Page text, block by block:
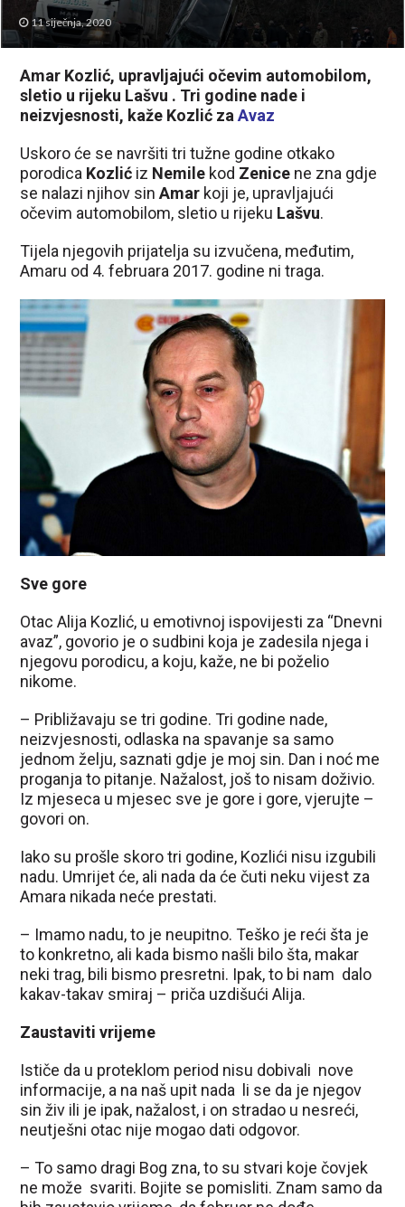
11 siječnja, 2020
Amar Kozlić, upravljajući očevim automobilom,
sletio u rijeku Lašvu . Tri godine nade i
neizvjesnosti, kaže Kozlić zaAvaz
Uskoro će se navršiti tri tužne godine otkako
porodica Kozlić iz Nemile kod Zenice ne zna gdje
se nalazi njihov sinAmar koji je, upravljajući
očevim automobilom, sletio u rijeku Lašvu.
Tijela njegovih prijatelja su izvučena, međutim,
Amaru od 4. februara 2017. godine ni traga.
Sve gore
Otac Alija Kozlić, u emotivnoj ispovijesti za “Dnevni
avaz”, govorio je o sudbini koja je zadesila njega i
njegovu porodicu, a koju, kaže, ne bi poželio
nikome.
– Približavaju se tri godine. Tri godine nade,
neizvjesnosti, odlaska na spavanje sa samo
jednom želju, saznati gdje je moj sin. Dan i noć me
proganja to pitanje. Nažalost, još to nisam doživio.
Iz mjeseca u mjesec sve je gore i gore, vjerujte –
govori on.
Iako su prošle skoro tri godine, Kozlići nisu izgubili
nadu. Umrijet će, ali nada da će čuti neku vijest za
Amara nikada neće prestati.
– Imamo nadu, to je neupitno. Teško je reći šta je
to konkretno, ali kada bismo našli bilo šta, makar
neki trag, bili bismo presretni. Ipak, to bi nam dalo
kakav-takav smiraj – priča uzdišući Alija.
Zaustaviti vrijeme
Ističe da u proteklom period nisu dobivali nove
informacije, a na naš upit nada li se da je njegov
sin živ ili je ipak, nažalost, i on stradao u nesreći,
neutješni otac nije mogao dati odgovor.
– To samo dragi Bog zna, to su stvari koje čovjek
ne može svariti. Bojite se pomisliti. Znam samo da